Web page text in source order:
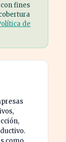
fines
de